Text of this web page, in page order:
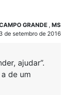
GRANDE , MS
de setembro de 2016
ajudar”.
de um